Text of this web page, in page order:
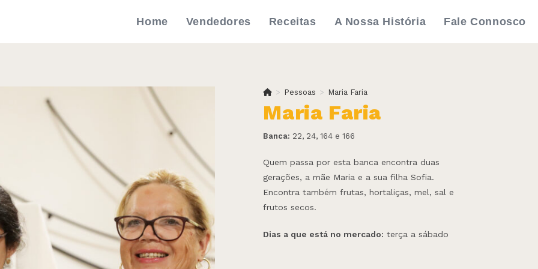
Home Vendedores Receitas A Nossa História Fale Connosco
> Pessoas > Maria Faria
Maria Faria
Banca:22, 24, 164 e 166
Quem passa por esta banca encontra duas
gerações, a mãe Maria e a sua filha Sofia.
Encontra também frutas, hortaliças, mel, sal e
frutos secos.
Dias a que está no mercado: terça a sábado